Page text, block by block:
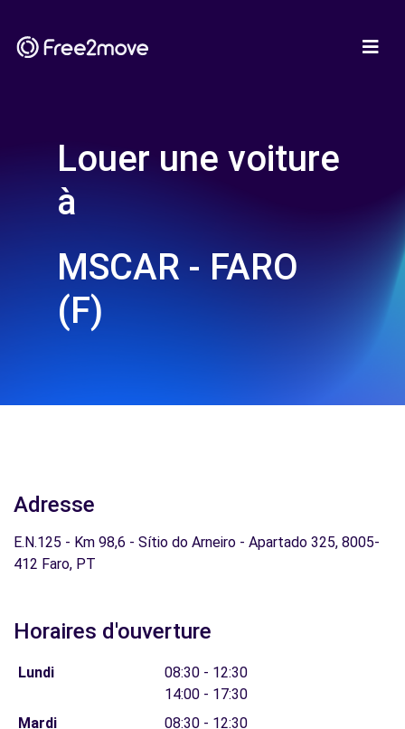
Louer une voiture
à
MSCAR - FARO
(F)
Adresse
E.N.125 - Km 98,6 - Sítio do Arneiro - Apartado 325, 8005-
412 Faro, PT
Horaires d'ouverture
Lundi
08:30 - 12:30
14:00 - 17:30
Mardi
08:30 - 12:30